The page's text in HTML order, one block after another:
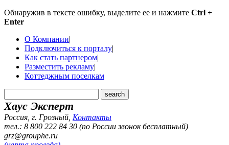
Обнаружив в тексте ошибку, выделите ее и нажмите Ctrl +
Enter
О Компании|
Подключиться к порталу|
Как стать партнером|
Разместить рекламу|
Коттеджным поселкам
Хаус Эксперт
Россия, г. Грозный Контакты
тел.: 8 800 222 84 30 (по России звонок бесплатный)
grz@grouphe.ru